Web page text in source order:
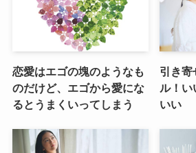
恋愛はエゴの塊のようなも
のだけど、エゴから愛にな
るとうまくいってしまう
引き寄
ル！
いい